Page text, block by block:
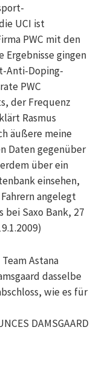
UCI ist
PWC mit den
Ergebnisse gingen
Anti-Doping-
PWC
der Frequenz
Rasmus
äußere meine
Daten gegenüber
über ein
einsehen,
angelegt
bei Saxo Bank, 27
Astana
dasselbe
wie es für
DAMSGAARD